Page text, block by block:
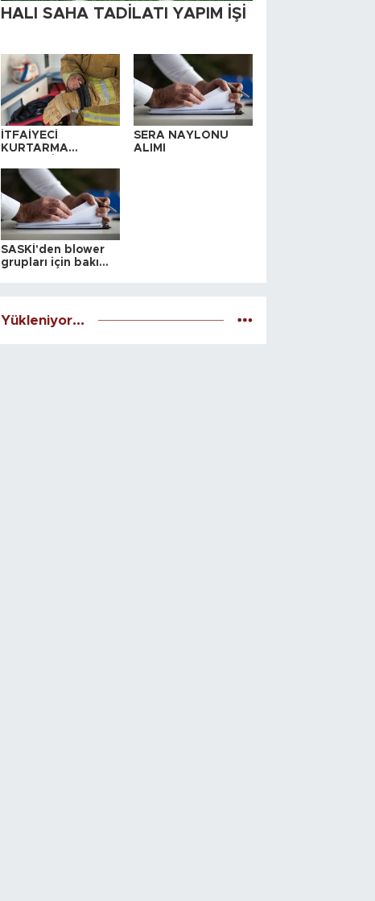
HALI SAHA TADİLATI YAPIM İŞİ
İTFAİYECİ
KURTARMA
ALINACAKTIR
SERA NAYLONU
ALIMI
SASKİ'den blower
grupları için bakım
Yükleniyor...